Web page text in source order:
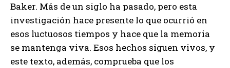
Baker. Más de un siglo ha pasado, pero esta
investigación hace presente lo que ocurrió en
esos luctuosos tiempos y hace que la memoria
se mantenga viva. Esos hechos siguen vivos, y
este texto, además, comprueba que los